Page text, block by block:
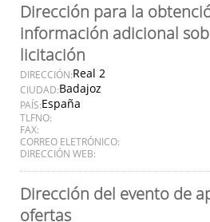
Dirección para la
información adicional
licitación
DIRECCIÓN:Real 2
CIUDAD:Badajoz
PAÍS:España
TLFNO:
FAX:
CORREO ELETRÓNICO:
DIRECCIÓN WEB:
Dirección del evento de
ofertas